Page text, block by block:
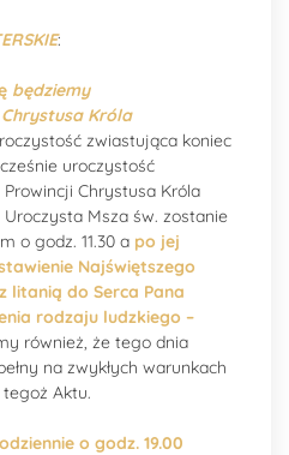
:
będziemy
Króla
zwiastująca koniec
uroczystość
Chrystusa Króla
Msza św. zostanie
o godz. 11.30 a po jej
Najświętszego
litanią do Serca Pana
rodzaju ludzkiego –
również, że tego dnia
na zwykłych warunkach
Aktu.
o godz. 19.00